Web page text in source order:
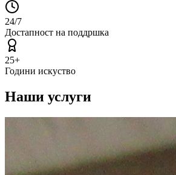
24/7
Достапност на поддршка
25+
Години искуство
Наши услуги